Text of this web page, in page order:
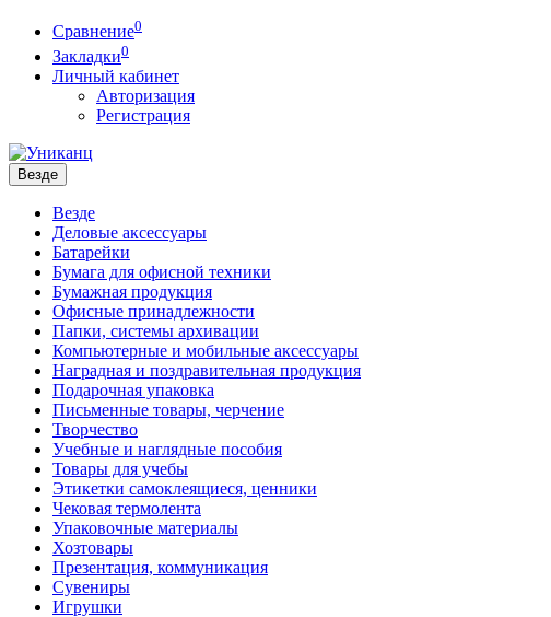
Сравнение0
Закладки0
Личный кабинет
Авторизация
Регистрация
Везде
Везде
Деловые аксессуары
Батарейки
Бумага для офисной техники
Бумажная продукция
Офисные принадлежности
Папки, системы архивации
Компьютерные и мобильные аксессуары
Наградная и поздравительная продукция
Подарочная упаковка
Письменные товары, черчение
Творчество
Учебные и наглядные пособия
Товары для учебы
Этикетки самоклеящиеся, ценники
Чековая термолента
Упаковочные материалы
Хозтовары
Презентация, коммуникация
Сувениры
Игрушки